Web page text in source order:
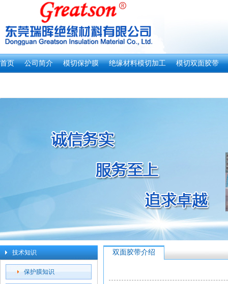
首页 公司简介 模切保护膜 绝缘材料模切加工 模切双面胶带
技术知识
保护膜知识
双面胶带介绍